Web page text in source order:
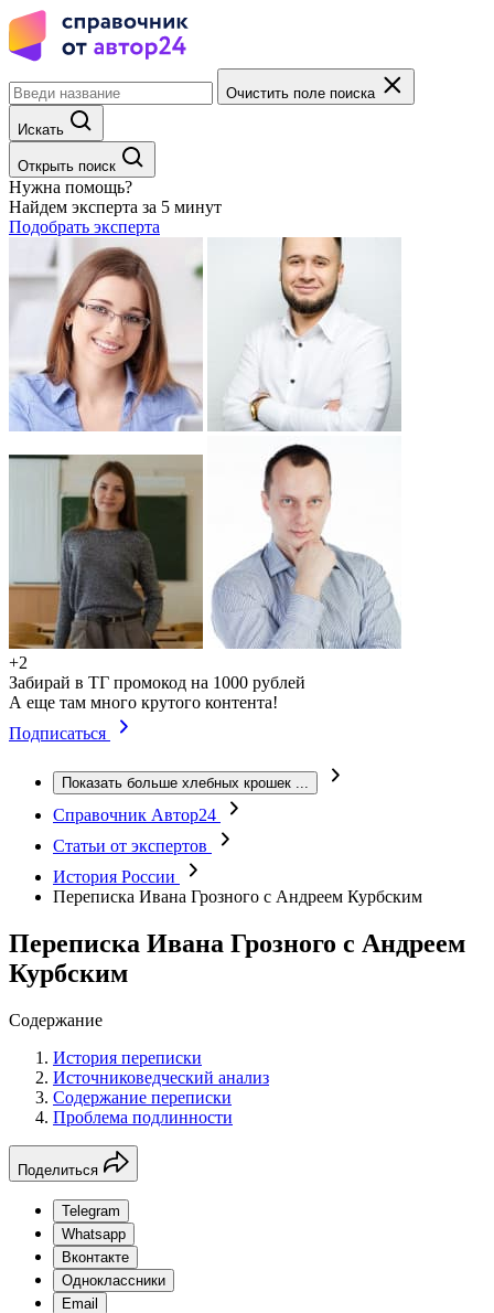
Очистить поле поиска
Искать
Открыть поиск
Нужна помощь?
Найдем эксперта за 5 минут
Подобрать эксперта
+2
Забирай в ТГ промокод на 1000 рублей
А еще там много крутого контента!
Подписаться
Показать больше хлебных крошек ...
Справочник Автор24
Статьи от экспертов
История России
Переписка Ивана Грозного с Андреем Курбским
Переписка Ивана Грозного с Андреем
Курбским
Содержание
История переписки
Источниковедческий анализ
Содержание переписки
Проблема подлинности
Поделиться
Telegram
Whatsapp
Вконтакте
Одноклассники
Email